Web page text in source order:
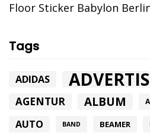
Floor Sticker Babylon
Tags
ADIDAS
AGENTUR ALBUM
AUTO BAND BEAMER